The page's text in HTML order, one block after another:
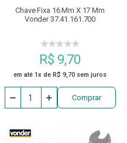
Chave Fixa 16 Mm X 17 Mm
Vonder 37.41.161.700
R$ 9,70
em até 1x de R$ 9,70 sem juros
Comprar